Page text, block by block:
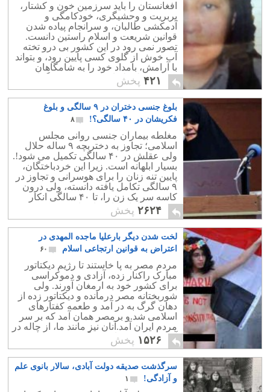
افغانستان را باید سرزمین خون و کشتار،
بربریت و وحشیگری، خودکامگی و
آدمکشی طالبان، و سرانجام پیاده شدن
قوانین شریعت و اسلام راستین دانست.
تصور نمی رود در این کشور بی درو تخته
آب خوش از گلوی کسی پایین رود، و بتواند
با آرامش، بامداد خود را به شامگاهان
رسانده و لحظه ای از تشویش و نگرانی در
امان بماند.
۴۲۱ پخش
بلوغ جنسی دختران در ۹ سالگی و بلوغ
فکریشان در ۴۰ سالگی؟!
۸
مغلطه بیماران جنسی روانی مجلس
اسلامی؛ تجاوز به دختربچه ۹ ساله حلال
ولی عقلش در ۴۰ سالگی تکمیل می شود!.
بسیار ابلهانه است. زیرا این خردباختگان،
پایین تنه زنان را برای هوسرانی و تجاوز در
۹ سالگی تکامل یافته دانسته، ولی درون
کاسه سر یک زن را، تا ۴۰ سالگی انکار
کرده و تکامل نایافته ارزیابی می کنند!.
۲۶۲۴ پخش
لخت شدن دیگر بارعلیا ماجده المهدی در
اعتراض به قوانین ارتجاعی اسلام
۶۰
مردم مصر به پا خاستند تا رژیم دیکتاتور
مبارک راکنار زده، آزادی و دموکراسی
برای کشور خود به ارمغان آورند. ولی
شوربختانه مصر درمانده و دیکتاتور زده از
دهان گرگ به در آمد و طعمه کفتارهای
اسلامی شد.و برمصر همان آمد که بر سر
مردم ایران آمد.آنان نیز مانند ما، از چاله در
آمده به درون چاه سرنگون شدند.
۱۵۲۶ پخش
سرگذشت صدیقه دولت آبادی، سالار بانوی علم
و آزادگی!
۱